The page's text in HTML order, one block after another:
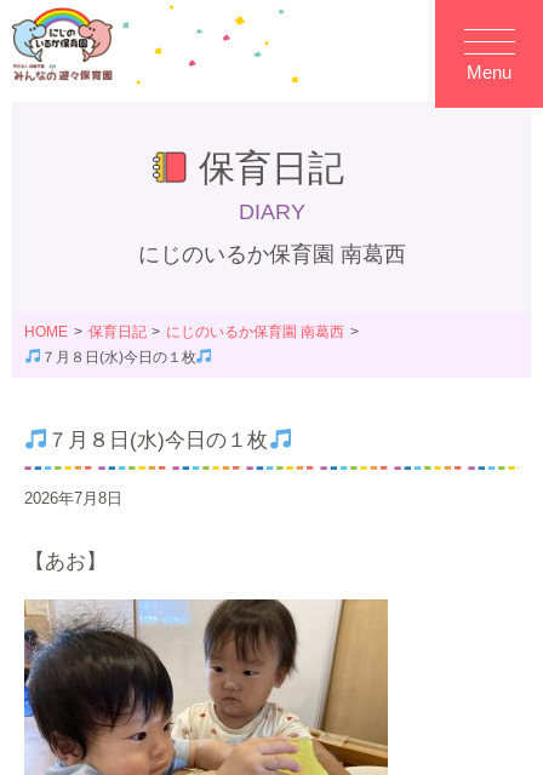
Menu
保育日記
DIARY
にじのいるか保育園 南葛西
HOME 保育日記
にじのいるか保育園 南葛西
７月８日(水)今日の１枚
７月８日(水)今日の１枚
2026年7月8日
【あお】